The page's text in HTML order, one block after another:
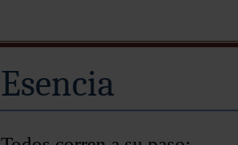
Esencia